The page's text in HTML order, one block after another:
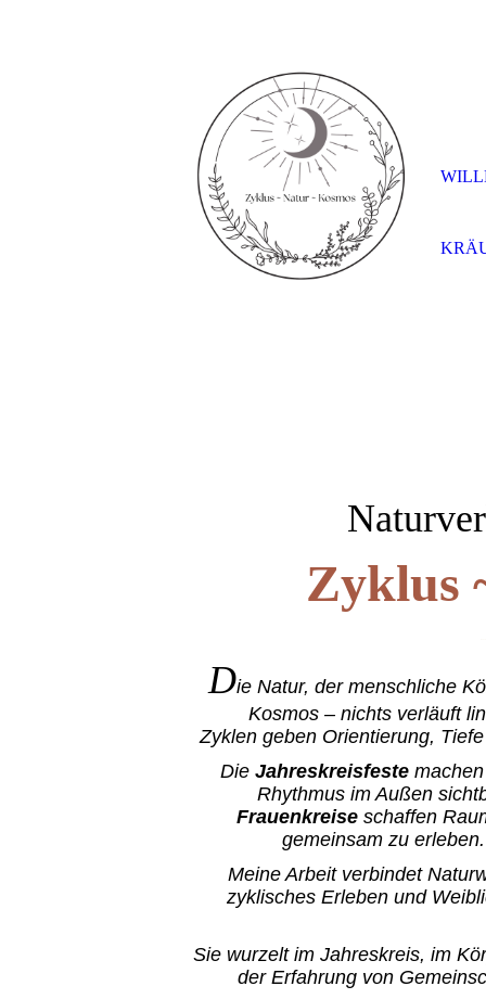
Zyklus
Die Natur, der menschliche
Kosmos – nichts verläuft
Zyklen geben Orientierung,
Die Jahreskreisfeste
Rhythmus im Außen
Frauenkreiseschaffen
gemeinsam zu erleben.
Meine Arbeit verbindet
zyklisches Erleben und
Sie wurzelt im Jahreskreis, im
der Erfahrung von